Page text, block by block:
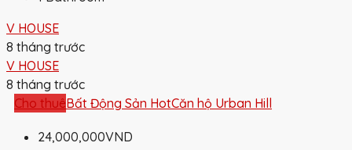
V HOUSE
8 tháng trước
V HOUSE
8 tháng trước
Cho thuêBất Động Sản HotCăn hộ Urban Hill
24,000,000VND